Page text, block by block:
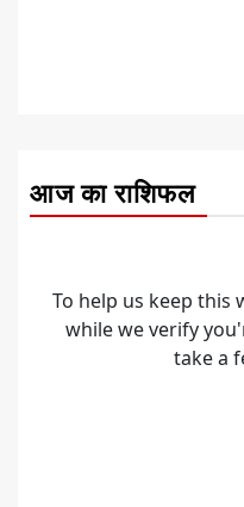
आज का राशिफल